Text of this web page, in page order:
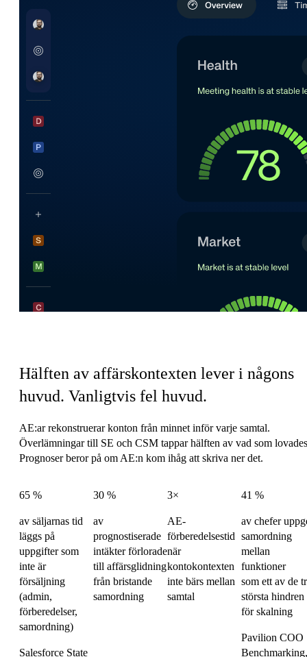
Hälften av affärskontexten lever i någons
huvud. Vanligtvis fel huvud.
AE:ar rekonstruerar konton från minnet inför varje samtal.
Överlämningar till SE och CSM tappar hälften av vad som
Prognoser beror på om AE:n kom ihåg att skriva ner det.
65 %
av säljarnas tid
läggs på
uppgifter som
inte är
försäljning
(admin,
förberedelser,
samordning)
Salesforce State
30 %
av
prognostiserade
intäkter förlorade
till affärsglidning
från bristande
samordning
3×
AE-
förberedelsestid
när
kontokontexten
inte bärs mellan
samtal
41 %
av chefer
samordning
mellan
funktioner
som ett av de
största hindren
för skalning
Pavilion COO
Benchmarking,